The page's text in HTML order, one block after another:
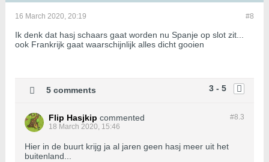
#8
16 March 2020, 20:19
Ik denk dat hasj schaars gaat worden nu Spanje op slot zit...
ook Frankrijk gaat waarschijnlijk alles dicht gooien
3 - 5
5 comments
#8.3
Flip Hasjkip commented
18 March 2020, 15:46
Hier in de buurt krijg ja al jaren geen hasj meer uit het
buitenland...